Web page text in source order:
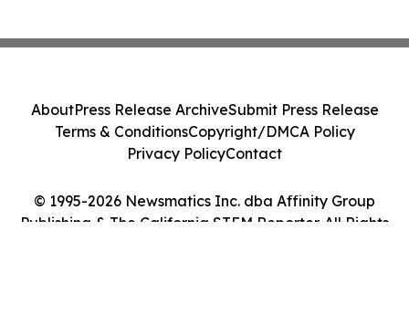
© 1995-2026 Newsmatics Inc. dba Affinity Group
Publishing & The California STEM Reporter. All Rights
AboutPress Release ArchiveSubmit Press Release
Terms & ConditionsCopyright/DMCA Policy
Privacy PolicyContact